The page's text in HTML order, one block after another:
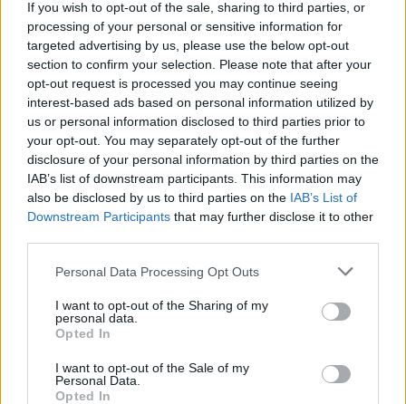
If you wish to opt-out of the sale, sharing to third parties, or
processing of your personal or sensitive information for
targeted advertising by us, please use the below opt-out
section to confirm your selection. Please note that after your
opt-out request is processed you may continue seeing
interest-based ads based on personal information utilized by
us or personal information disclosed to third parties prior to
your opt-out. You may separately opt-out of the further
disclosure of your personal information by third parties on the
IAB’s list of downstream participants. This information may
also be disclosed by us to third parties on the IAB’s List of
Downstream Participants that may further disclose it to other
Personal Data Processing Opt Outs
I want to opt-out of the Sharing of my
personal data.
Opted In
I want to opt-out of the Sale of my
Personal Data.
Opted In
Ιδιαίτερα σκληρό είναι το ψήφισμα που ενέκρινε σήμερα το
Ευρωπαϊκό κοινοβούλιο για την Σερβία.
Κατηγορία Επικαιρότητα 22 Οκτ 2025
Εκδήλωση για την πρόληψη του